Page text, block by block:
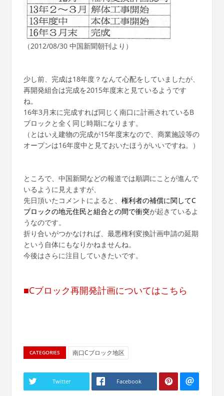
（2012/08/30 中国新聞朝刊より）
少し前、完成は18年度？なんて心配をしていましたが、
再開発組合は完成を2015年度末と見ているようです
ね。
16年3月末に完成すれば同じく南口に計画されているB
ブロックと全く同じ時期になります。
（とはいえ建物の完成が15年度末なので、商業施設等の
オープンは16年度中と見ておいたほうがいいですね。）
ところで、中国新聞などの報道では順調にことが進んで
いるように見えますが、
先日頂いたコメントによると、 権利者の補償に関してC
ブロックの地元住民と組合との間で衝突が起きているよ
うなのです。
折り合いがつかなければ、最悪権利変換計画申請の延期
という自体にもなりかねませんね。
今後はさらに注目していきたいです。
■Cブロック再開発計画についてはこちら
CATEGORIES 南口Cブロック地区
Twitter Facebook